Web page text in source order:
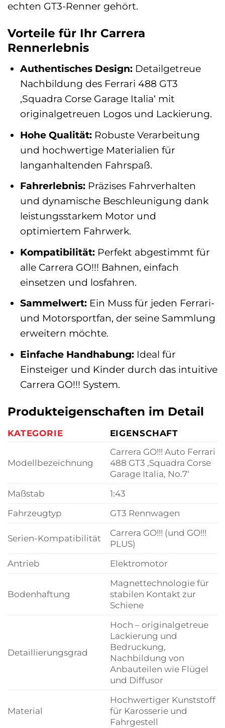
echten GT3-Renner gehört.
Vorteile für Ihr Carrera
Rennerlebnis
Authentisches Design:Detailgetreue
Nachbildung des Ferrari 488 GT3
‚Squadra Corse Garage Italia‘ mit
originalgetreuen Logos und Lackierung.
Hohe Qualität:Robuste Verarbeitung
und hochwertige Materialien für
langanhaltenden Fahrspaß.
Fahrerlebnis:Präzises Fahrverhalten
und dynamische Beschleunigung dank
leistungsstarkem Motor und
optimiertem Fahrwerk.
Kompatibilität:Perfekt abgestimmt für
alle Carrera GO!!! Bahnen, einfach
einsetzen und losfahren.
Sammelwert:Ein Muss für jeden Ferrari-
und Motorsportfan, der seine Sammlung
erweitern möchte.
Einfache Handhabung:Ideal für
Einsteiger und Kinder durch das intuitive
Carrera GO!!! System.
Produkteigenschaften im Detail
KATEGORIE EIGENSCHAFT
Modellbezeichnung
Carrera GO!!! Auto Ferrari
488 GT3 ‚Squadra Corse
Garage Italia, No.7‘
Maßstab
1:43
Fahrzeugtyp
GT3 Rennwagen
Serien-Kompatibilität
Carrera GO!!! (und GO!!!
PLUS)
Antrieb
Elektromotor
Bodenhaftung
Magnettechnologie für
stabilen Kontakt zur
Schiene
Detaillierungsgrad
Hoch – originalgetreue
Lackierung und
Bedruckung,
Nachbildung von
Anbauteilen wie Flügel
und Diffusor
Material
Hochwertiger Kunststoff
für Karosserie und
Fahrgestell